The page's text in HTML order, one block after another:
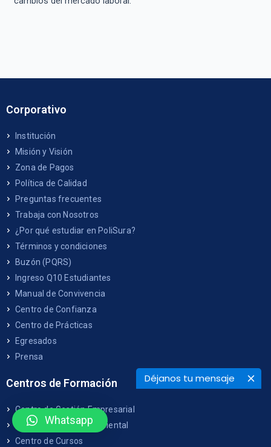
Déjanos tu mensaje
Corporativo
Institución
Misión y Visión
Zona de Pagos
Política de Calidad
Preguntas frecuentes
Trabaja con Nosotros
¿Por qué estudiar en PoliSura?
Términos y condiciones
Buzón (PQRS)
Ingreso Q10 Estudiantes
Manual de Convivencia
Centro de Confianza
Centro de Prácticas
Egresados
Prensa
Centros de Formación
Centro de Gestión Empresarial
Centro de Gestión Ambiental
Centro de Cursos
Whatsapp